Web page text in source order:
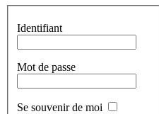
Identifiant
Mot de passe
Se souvenir de moi